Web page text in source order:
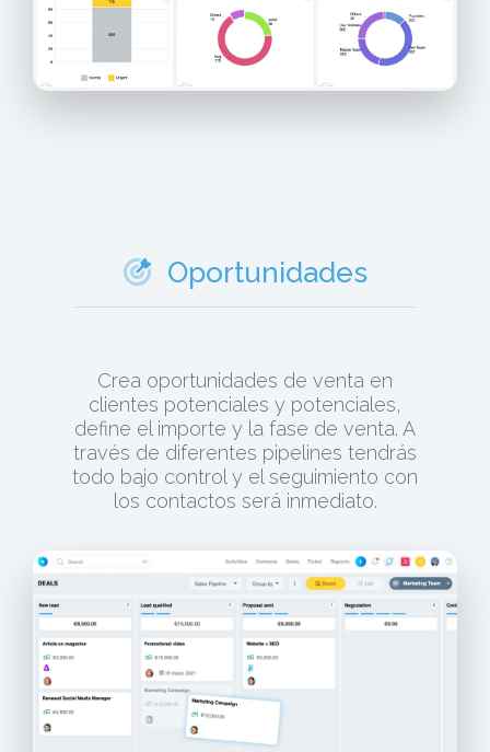
Oportunidades
Crea oportunidades de venta en
clientes potenciales y potenciales,
define el importe y la fase de venta. A
través de diferentes pipelines tendrás
todo bajo control y el seguimiento con
los contactos será inmediato.